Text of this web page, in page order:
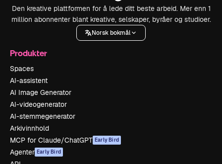
Den kreative plattformen for å lede ditt beste arbeid. Mer enn 1
million abonnenter blant kreative, selskaper, byråer og studioer.
Norsk bokmål
Produkter
Spaces
AI-assistent
AI Image Generator
AI-videogenerator
AI-stemmegenerator
Arkivinnhold
MCP for Claude/ChatGPT Early Bird
Agenter Early Bird